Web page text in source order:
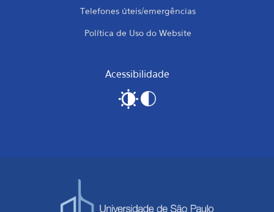
Telefones úteis/emergências
Política de Uso do Website
Acessibilidade